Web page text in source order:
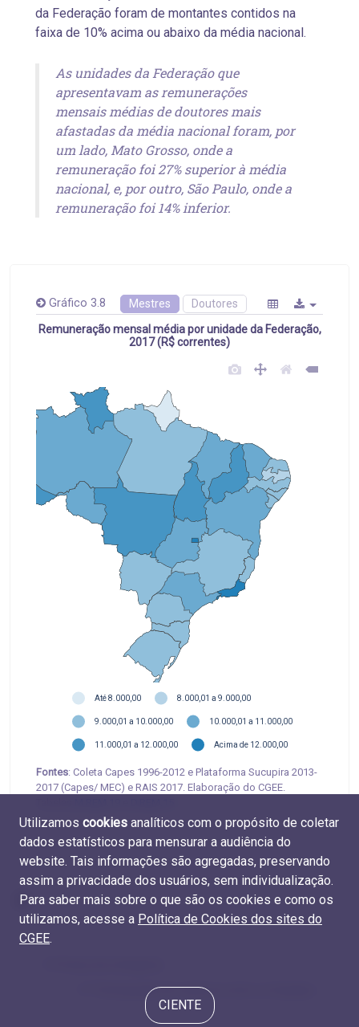
da Federação foram de montantes contidos na
faixa de 10% acima ou abaixo da média nacional.
As unidades da Federação que
apresentavam as remunerações
mensais médias de doutores mais
afastadas da média nacional foram, por
um lado, Mato Grosso, onde a
remuneração foi 27% superior à média
nacional, e, por outro, São Paulo, onde a
remuneração foi 14% inferior.
Gráfico 3.8 Mestres Doutores
Remuneração mensal média por unidade da Federação,
2017 (R$ correntes)
Até 8.000,00 8.000,01 a 9.000,00
9.000,01 a 10.000,00 10.000,01 a 11.000,00
11.000,01 a 12.000,00 Acima de 12.000,00
Fontes: Coleta Capes 1996-2012 e Plataforma Sucupira 2013-
2017 (Capes/ MEC) e RAIS 2017. Elaboração do CGEE.
4.1 Participação de mulheres entre os titulados
Utilizamos cookies analíticos com o propósito de coletar
dados estatísticos para mensurar a audiência do
website. Tais informações são agregadas, preservando
assim a privacidade dos usuários, sem individualização.
Para saber mais sobre o que são os cookies e como os
utilizamos, acesse a Política de Cookies dos sites do
CGEE.
CIENTE